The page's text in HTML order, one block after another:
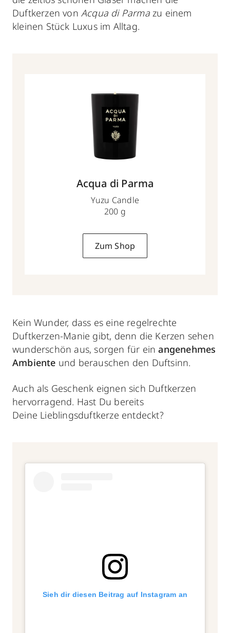
Duftkerzen von Acqua di Parmazu einem
kleinen Stück Luxus im Alltag.
Acqua di Parma
Yuzu Candle
200 g
Zum Shop
Kein Wunder, dass es eine regelrechte
Duftkerzen-Manie gibt, denn die Kerzen sehen
wunderschön aus, sorgen für einangenehmes
Ambiente und berauschen den Duftsinn.
Auch als Geschenk eignen sich Duftkerzen
hervorragend. Hast Du bereits
Deine Lieblingsduftkerze entdeckt?
Sieh dir diesen Beitrag auf Instagram an